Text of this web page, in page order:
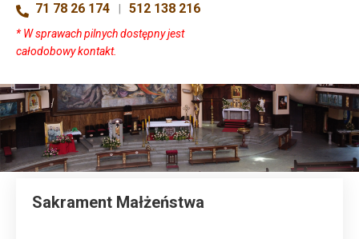
71 78 26 174 | 512 138 216
* W sprawach pilnych dostępny jest
całodobowy kontakt.
Sakrament Małżeństwa